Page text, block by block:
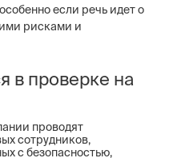
если речь идет о
рисками и
в проверке на
проводят
сотрудников,
с безопасностью,